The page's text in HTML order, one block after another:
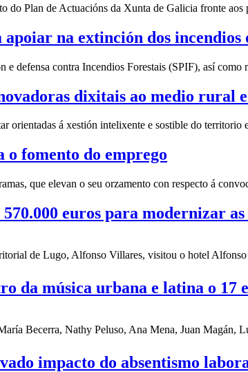
do Plan de Actuacións da Xunta de Galicia fronte aos
na extinción dos
defensa contra Incendios Forestais (SPIF), así como
dixitais ao medio rural
orientadas á xestión intelixente e sostible do territorio
o fomento do emprego
que elevan o seu orzamento con respecto á
euros para modernizar
de Lugo, Alfonso Villares, visitou o hotel
da música urbana e latina o 17
Becerra, Nathy Peluso, Ana Mena, Juan Magán,
impacto do absentismo